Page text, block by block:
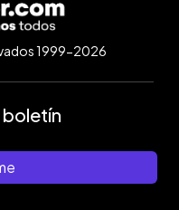
1999-2026
boletín